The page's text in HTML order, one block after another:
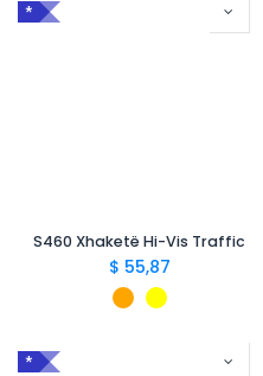
*
S460 Xhaketë Hi-Vis Traffic
$ 55,87
*